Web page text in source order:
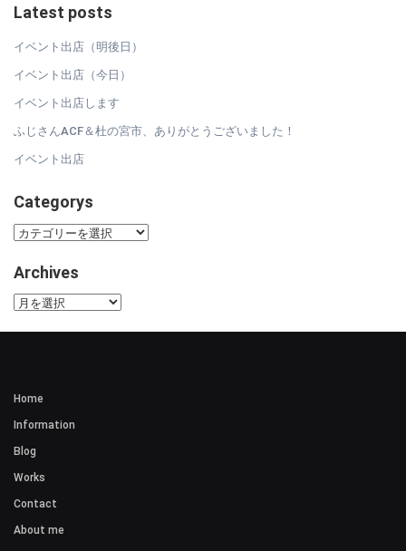
Latest posts
イベント出店（明後日）
イベント出店（今日）
イベント出店します
ふじさんACF＆杜の宮市、ありがとうございました！
イベント出店
Categorys
Categorys
Archives
Archives
Home
Information
Blog
Works
Contact
About me